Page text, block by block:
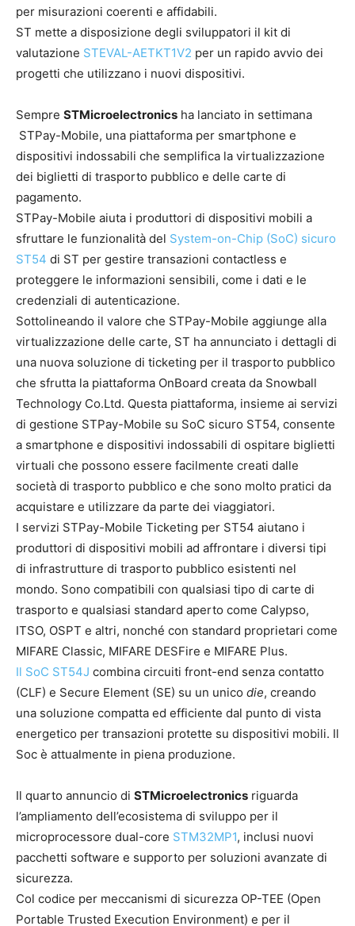
per misurazioni coerenti e affidabili.
ST mette a disposizione degli sviluppatori il kit di
valutazione STEVAL-AETKT1V2 per un rapido avvio dei
progetti che utilizzano i nuovi dispositivi.
Sempre STMicroelectronics ha lanciato in settimana
STPay-Mobile, una piattaforma per smartphone e
dispositivi indossabili che semplifica la virtualizzazione
dei biglietti di trasporto pubblico e delle carte di
pagamento.
STPay-Mobile aiuta i produttori di dispositivi mobili a
sfruttare le funzionalità del System-on-Chip (SoC) sicuro
ST54 di ST per gestire transazioni contactless e
proteggere le informazioni sensibili, come i dati e le
credenziali di autenticazione.
Sottolineando il valore che STPay-Mobile aggiunge alla
virtualizzazione delle carte, ST ha annunciato i dettagli di
una nuova soluzione di ticketing per il trasporto pubblico
che sfrutta la piattaforma OnBoard creata da Snowball
Technology Co.Ltd. Questa piattaforma, insieme ai servizi
di gestione STPay-Mobile su SoC sicuro ST54, consente
a smartphone e dispositivi indossabili di ospitare biglietti
virtuali che possono essere facilmente creati dalle
società di trasporto pubblico e che sono molto pratici da
acquistare e utilizzare da parte dei viaggiatori.
I servizi STPay-Mobile Ticketing per ST54 aiutano i
produttori di dispositivi mobili ad affrontare i diversi tipi
di infrastrutture di trasporto pubblico esistenti nel
mondo. Sono compatibili con qualsiasi tipo di carte di
trasporto e qualsiasi standard aperto come Calypso,
ITSO, OSPT e altri, nonché con standard proprietari come
MIFARE Classic, MIFARE DESFire e MIFARE Plus.
Il SoC ST54J combina circuiti front-end senza contatto
(CLF) e Secure Element (SE) su un unico die, creando
una soluzione compatta ed efficiente dal punto di vista
energetico per transazioni protette su dispositivi mobili. Il
Soc è attualmente in piena produzione.
Il quarto annuncio di STMicroelectronics riguarda
l’ampliamento dell’ecosistema di sviluppo per il
microprocessore dual-core STM32MP1, inclusi nuovi
pacchetti software e supporto per soluzioni avanzate di
sicurezza.
Col codice per meccanismi di sicurezza OP-TEE (Open
Portable Trusted Execution Environment) e per il